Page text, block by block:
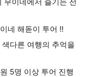
네 해돋이 투어 !!
다른 여행의 추억을
5명 이상 투어 진행